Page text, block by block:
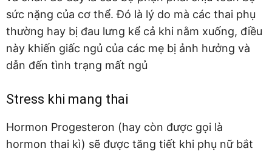
sức nặng của cơ thể. Đó là lý do mà các thai phụ
thường hay bị đau lưng kể cả khi nằm xuống, điều
này khiến giấc ngủ của các mẹ bị ảnh hưởng và
dẫn đến tình trạng mất ngủ
Stress khi mang thai
Hormon Progesteron (hay còn được gọi là
hormon thai kì) sẽ được tăng tiết khi phụ nữ bắt